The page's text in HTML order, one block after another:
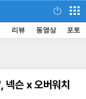
리뷰 동영상 포토
넥슨 x 오버워치